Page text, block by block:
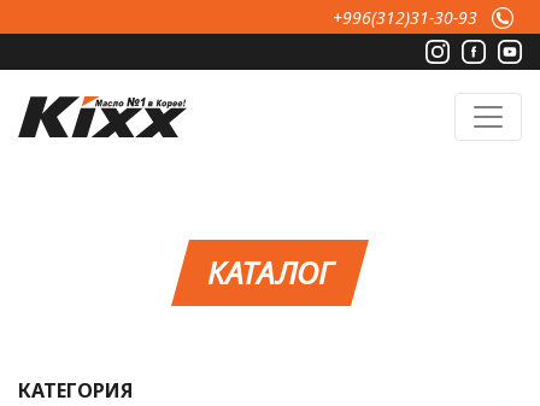
Перейти к основному содержанию+996(312)31-30-93
КАТАЛОГ
КАТЕГОРИЯ